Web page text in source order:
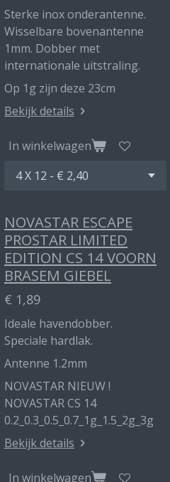
Sterke inox onderantenne.
Wisselbare bovenantenne
1mm. Dobber met
internationale uitstraling.
Op 1g zijn deze 23cm
Bekijk details
In winkelwagen
NOVASTAR ESCAPE
PROSTAR LIMITED
EDITION CS 14 VOORN
BRASEM GIEBEL
€ 1,89
Ideale havendobber.
Speciale hardlak.
Antenne 1.2mm
NOVASTAR NIEUW !
NOVASTAR CS 14
0.2_0.3_0.5_0.7_1g_1.5_2g_3g
Bekijk details
In winkelwagen